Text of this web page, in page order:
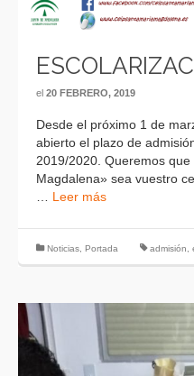
el 20 FEBRERO, 2019
Desde el próximo 1 de
abierto el plazo de
2019/2020. Queremos
Magdalena» sea vuestro
Leer más
Noticias Portada admisión